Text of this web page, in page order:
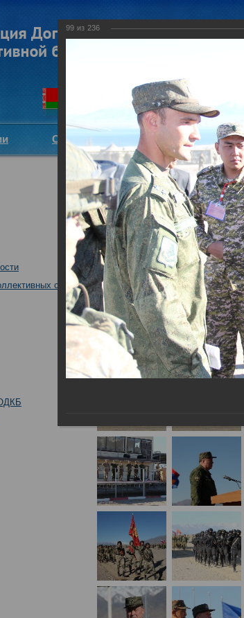
Структура ОДКБ Новости
сил)
Совместное тактическое
04.10.2016
99 из 236